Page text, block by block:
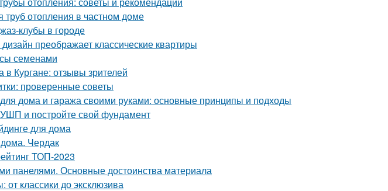
отопления в частном доме
клубы в городе
преображает классические квартиры
семенами
Кургане: отзывы зрителей
проверенные советы
дома и гаража своими руками: основные принципы и подходы
УШП и постройте свой фундамент
для дома
Чердак
ТОП-2023
панелями. Основные достоинства материала
классики до эксклюзива